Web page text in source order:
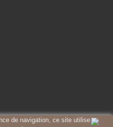
de navigation, ce site utilise